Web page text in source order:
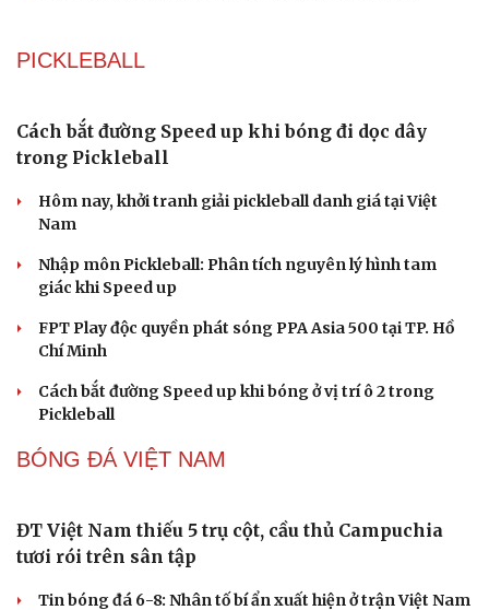
Cải chính
PICKLEBALL
trong Pickleball
Nam
giác khi Speed up
FPT Play độc quyền phát sóng PPA Asia 500 tại TP. Hồ